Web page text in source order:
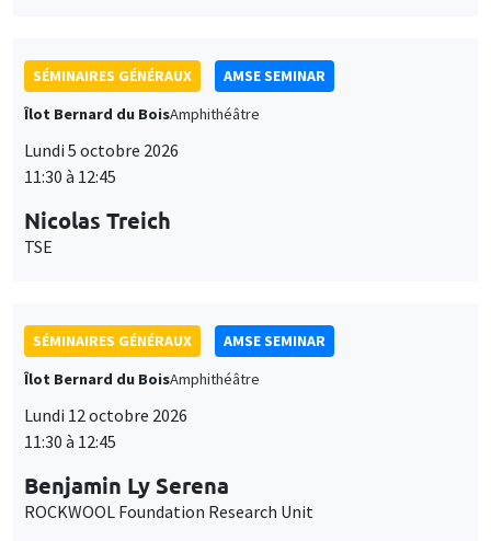
SÉMINAIRES GÉNÉRAUX
AMSE SEMINAR
Îlot Bernard du BoisAmphithéâtre
Lundi 5 octobre 2026
11:30 à 12:45
Nicolas Treich
TSE
SÉMINAIRES GÉNÉRAUX
AMSE SEMINAR
Îlot Bernard du BoisAmphithéâtre
Lundi 12 octobre 2026
11:30 à 12:45
Benjamin Ly Serena
ROCKWOOL Foundation Research Unit